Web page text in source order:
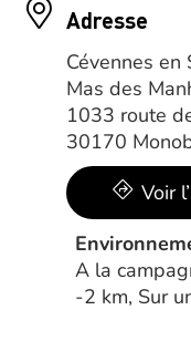
Adresse
Cévennes en
Mas des
1033 route
30170
Voir
A la
-2 km, Sur